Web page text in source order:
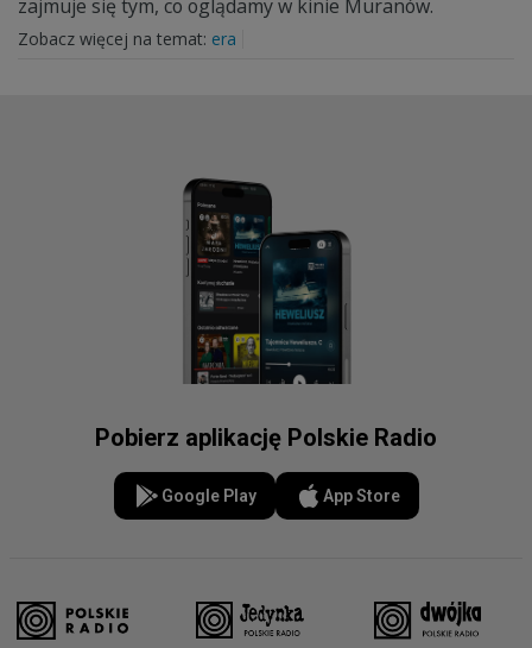
zajmuje się tym, co oglądamy w kinie Muranów.
Zobacz więcej na temat: era
Pobierz aplikację Polskie Radio
Google Play App Store